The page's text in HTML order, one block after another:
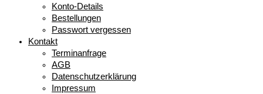
Konto-Details
Bestellungen
Passwort vergessen
Kontakt
Terminanfrage
AGB
Datenschutzerklärung
Impressum